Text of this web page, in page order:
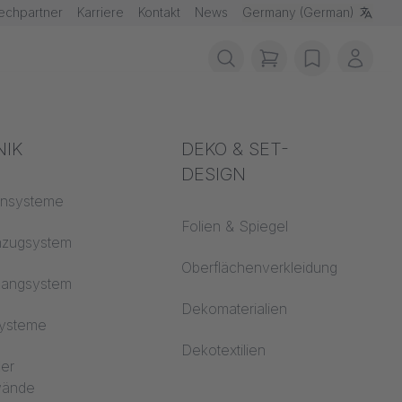
Karriere Kontakt News Germany (German)
Akustik
DEKO & SET-
DESIGN
Folien & Spiegel
Oberflächenverkleidung
Dekomaterialien
Dekotextilien
items in cart,
wishlistMein